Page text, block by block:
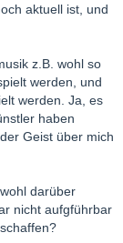
aktuell ist, und
z.B. wohl so
werden, und
werden. Ja, es
haben
Geist über mich
darüber
nicht aufgführbar